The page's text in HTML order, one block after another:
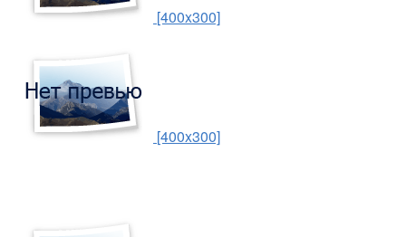
[400x300]
[400x300]